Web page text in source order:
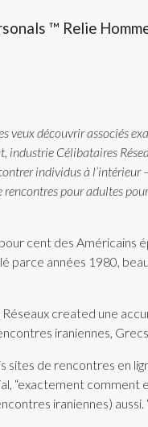
™ Relie
veux découvrir associés
industrie Célibataires
individus à
rencontres pour adultes
cent des Américains
parce années 1980,
created une
iraniennes,
sites de rencontres en
“exactement
iraniennes) aussi.